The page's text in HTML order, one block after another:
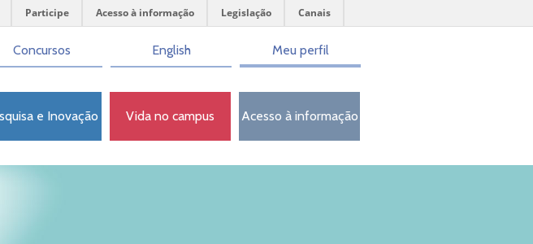
Participe Acesso à informação Legislação Canais
Concursos English Meu perfil
e Inovação Vida no campus Acesso à informação